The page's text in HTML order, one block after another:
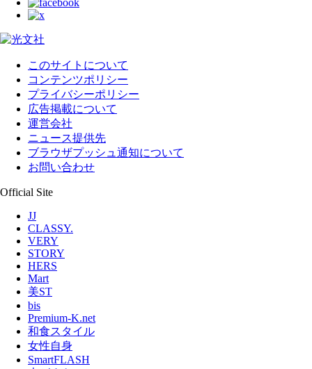
このサイトについて
コンテンツポリシー
プライバシーポリシー
広告掲載について
運営会社
ニュース提供先
ブラウザプッシュ通知について
お問い合わせ
Official Site
JJ
CLASSY.
VERY
STORY
HERS
Mart
美ST
bis
Premium-K.net
和食スタイル
女性自身
SmartFLASH